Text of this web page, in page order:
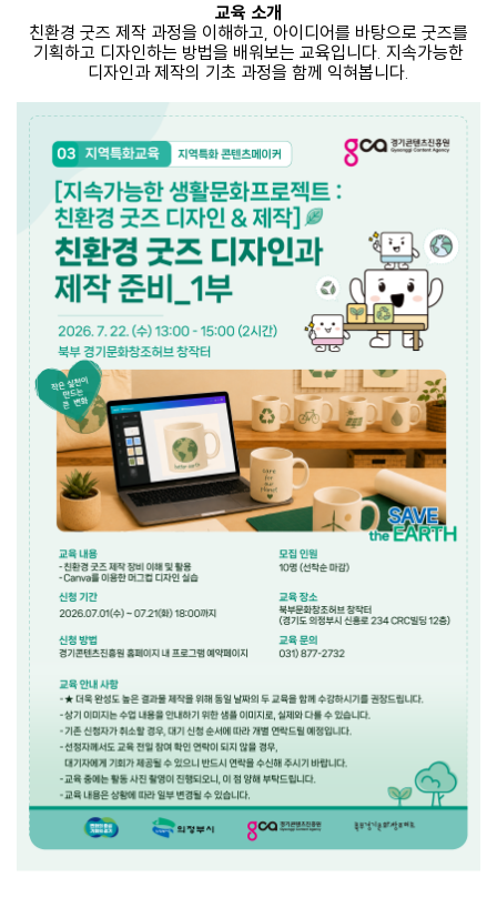
교육 소개
친환경 굿즈 제작 과정을 이해하고, 아이디어를 바탕으로 굿즈를
기획하고 디자인하는 방법을 배워보는 교육입니다. 지속가능한
디자인과 제작의 기초 과정을 함께 익혀봅니다.